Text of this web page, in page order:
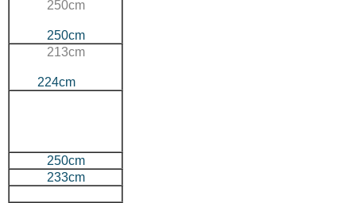
250cm
250cm
213cm
224cm
250cm
233cm